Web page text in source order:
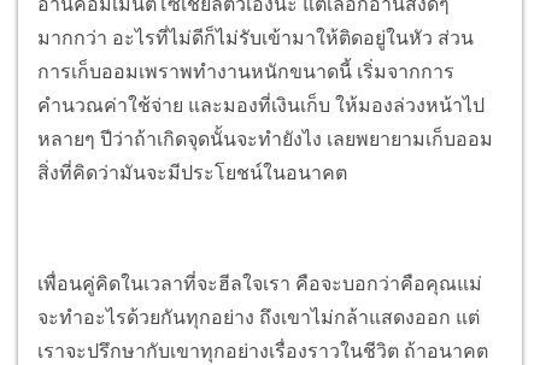
มากกว่า อะไรที่ไม่ดีก็ไม่รับเข้ามาให้ติดอยู่ในหัว ส่วน
การเก็บออมเพราพทำงานหนักขนาดนี้ เริ่มจากการ
คำนวณค่าใช้จ่าย และมองที่เงินเก็บ ให้มองล่วงหน้าไป
หลายๆ ปีว่าถ้าเกิดจุดนั้นจะทำยังไง เลยพยายามเก็บออม
สิ่งที่คิดว่ามันจะมีประโยชน์ในอนาคต
เพื่อนคู่คิดในเวลาที่จะฮีลใจเรา คือจะบอกว่าคือคุณแม่
จะทำอะไรด้วยกันทุกอย่าง ถึงเขาไม่กล้าแสดงออก แต่
เราจะปรึกษากับเขาทุกอย่างเรื่องราวในชีวิต ถ้าอนาคต